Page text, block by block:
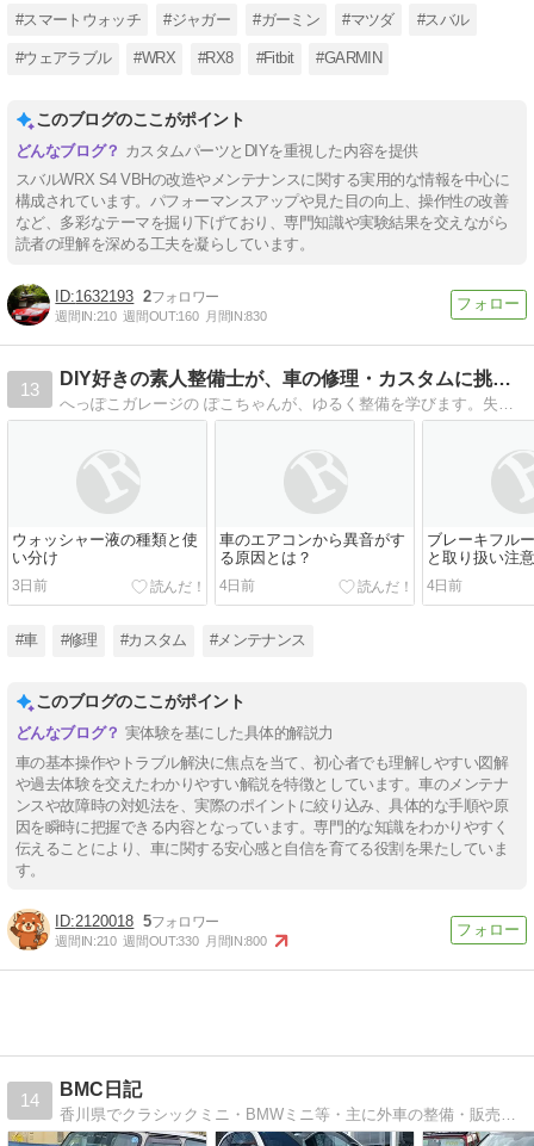
#スマートウォッチ #ジャガー #ガーミン #マツダ #スバル
#ウェアラブル #WRX #RX8 #Fitbit #GARMIN
このブログのここがポイント
カスタムパーツとDIYを重視した内容を提供
スバルWRX S4 VBHの改造やメンテナンスに関する実用的な情報を中心に
構成されています。パフォーマンスアップや見た目の向上、操作性の改善
など、多彩なテーマを掘り下げており、専門知識や実験結果を交えながら
読者の理解を深める工夫を凝らしています。
1632193 2
週間IN:210 週間OUT:160 月間IN:830
13
DIY好きの素人整備士が、車の修理・カスタムに挑戦中！
へっぽこガレージの ぽこちゃんが、ゆるく整備を学びます。失敗談も隠さずに。ぜひブログ記事内のバナーをポチッとお願いします。
ウォッシャー液の種類と使
い分け
3日前
車のエアコンから異音がす
る原因とは？
4日前
ブレーキフル
と取り扱い注意
4日前
#車 #修理 #カスタム #メンテナンス
このブログのここがポイント
実体験を基にした具体的解説力
車の基本操作やトラブル解決に焦点を当て、初心者でも理解しやすい図解
や過去体験を交えたわかりやすい解説を特徴としています。車のメンテナ
ンスや故障時の対処法を、実際のポイントに絞り込み、具体的な手順や原
因を瞬時に把握できる内容となっています。専門的な知識をわかりやすく
伝えることにより、車に関する安心感と自信を育てる役割を果たしていま
す。
2120018 5
週間IN:210 週間OUT:330 月間IN:800
14
BMC日記
香川県でクラシックミニ・BMWミニ等・主に外車の整備・販売・カスタマイズ・チューニングをさせていただいております。車の事ならなんでもお任せください